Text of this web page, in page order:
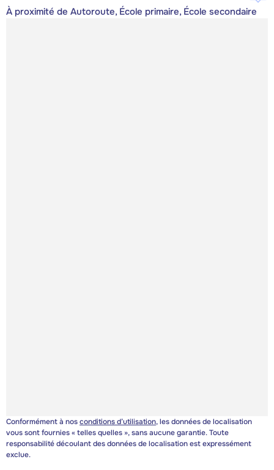
À proximité de Autoroute, École primaire, École secondaire
Conformément à nosconditions d’utilisation, les données de localisation
vous sont fournies « telles quelles », sans aucune garantie. Toute
responsabilité découlant des données de localisation est expressément
exclue.